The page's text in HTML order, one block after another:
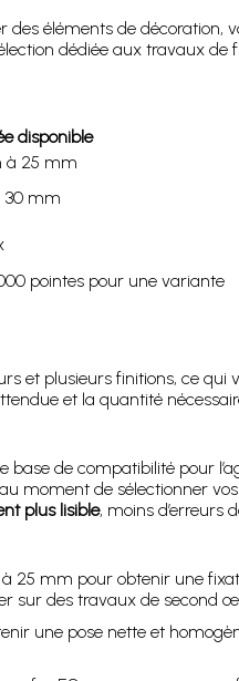
éléments de décoration,
dédiée aux travaux de
disponible
à 25 mm
30 mm
pointes pour une variante
et plusieurs finitions, ce
et la quantité
de compatibilité pour
moment de sélectionner
plus lisible, moins d’erreurs
25 mm pour obtenir une
sur des travaux de second
une pose nette et